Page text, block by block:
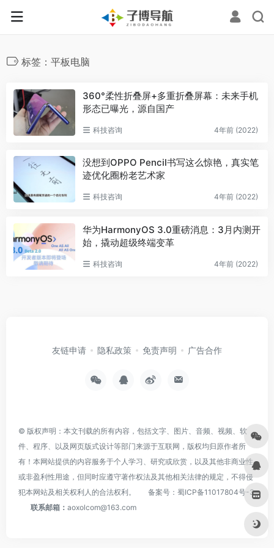
标签：平板电脑
360°柔性折叠屏+多重折叠屏幕：未来手机
形态已曝光，源自国产
科技咨询 4年前 (2022)
没想到OPPO Pencil书写这么惊艳，真实笔
迹优化圈粉老艺术家
科技咨询 4年前 (2022)
华为HarmonyOS 3.0重磅消息：3月内测开
始，撬动超级终端变革
科技咨询 4年前 (2022)
友链申请 隐私政策 免责声明 广告合作
© 版权声明：本文刊载的所有内容，包括文字、图片、音频、视频、软
件、程序、以及网页版式设计等部门来源于互联网，版权均归原作者所
有！本网站提供的内容服务于个人学习、研究或欣赏，以及其他非商业性
或非盈利性用途，但同时应遵守著作权法及其他相关法律的规定，不得侵
犯本网站及相关权利人的合法权利。
备案号： 蜀ICP备11017804号-3
联系邮箱： aoxolcom@163.com